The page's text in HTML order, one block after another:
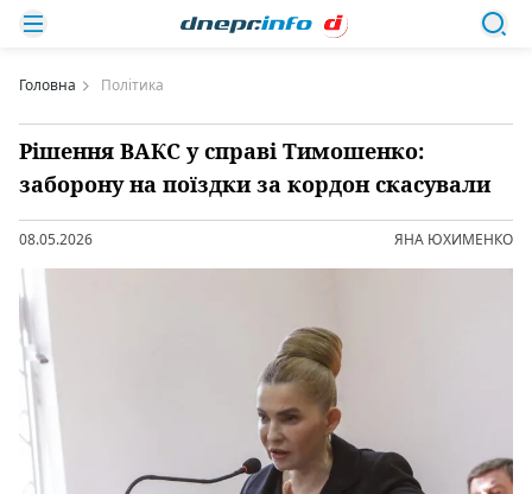
Головна Політика
Рішення ВАКС у справі Тимошенко:
заборону на поїздки за кордон скасували
08.05.2026 ЯНА ЮХИМЕНКО